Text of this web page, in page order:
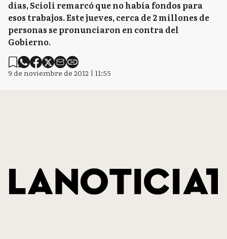
días, Scioli remarcó que no había fondos para
esos trabajos. Este jueves, cerca de 2 millones de
personas se pronunciaron en contra del
Gobierno.
9 de noviembre de 2012 | 11:55